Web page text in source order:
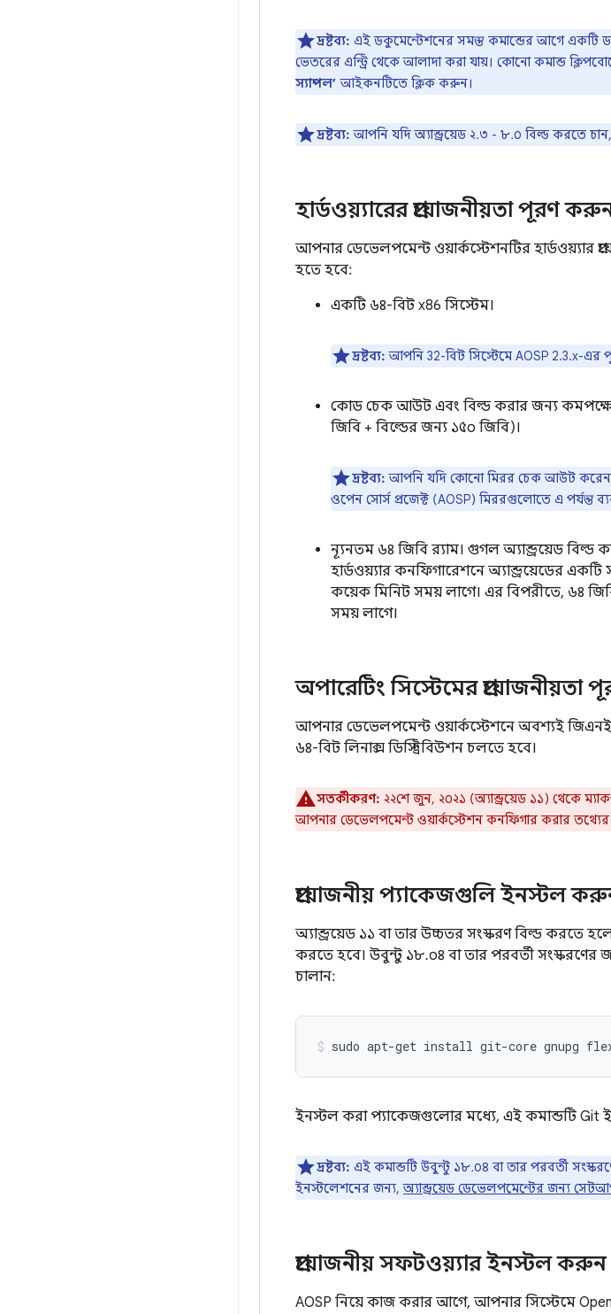
দ্রষ্টব্য: এই ডকুমেন্টেশনের সমস্ত কমান্ডের আগে একটি
ভেতরের এন্ট্রি থেকে আলাদা করা যায়। কোনো কমান্ড
স্যাম্পল’ আইকনটিতে ক্লিক করুন।
দ্রষ্টব্য: আপনি যদি অ্যান্ড্রয়েড ২.৩ - ৮.০ বিল্ড করতে
হার্ডওয়্যারের প্রয়োজনীয়তা পূরণ
আপনার ডেভেলপমেন্ট ওয়ার্কস্টেশনটির হার্ডওয়্যার
হতে হবে:
একটি ৬৪-বিট x86 সিস্টেম।
দ্রষ্টব্য: আপনি 32-বিট সিস্টেমে AOSP 2.3.x-এর
কোড চেক আউট এবং বিল্ড করার জন্য কমপক্ষে
জিবি + বিল্ডের জন্য ১৫০ জিবি)।
দ্রষ্টব্য: আপনি যদি কোনো মিরর চেক আউট করেন,
ওপেন সোর্স প্রজেক্ট (AOSP) মিররগুলোতে এ পর্যন্ত
ন্যূনতম ৬৪ জিবি র‍্যাম। গুগল অ্যান্ড্রয়েড
হার্ডওয়্যার কনফিগারেশনে অ্যান্ড্রয়েডের একটি
কয়েক মিনিট সময় লাগে। এর বিপরীতে, ৬৪
সময় লাগে।
অপারেটিং সিস্টেমের প্রয়োজনীয়তা
আপনার ডেভেলপমেন্ট ওয়ার্কস্টেশনে অবশ্যই
৬৪-বিট লিনাক্স ডিস্ট্রিবিউশন চলতে হবে।
সতর্কীকরণ: ২২শে জুন, ২০২১ (অ্যান্ড্রয়েড ১১) থেকে
আপনার ডেভেলপমেন্ট ওয়ার্কস্টেশন কনফিগার করার
প্রয়োজনীয় প্যাকেজগুলি ইনস্টল
অ্যান্ড্রয়েড ১১ বা তার উচ্চতর সংস্করণ বিল্ড করতে
করতে হবে। উবুন্টু ১৮.০৪ বা তার পরবর্তী সংস্করণের
চালান:
sudo apt-get install git-core gnupg
ইনস্টল করা প্যাকেজগুলোর মধ্যে, এই কমান্ডটি Git
দ্রষ্টব্য: এই কমান্ডটি উবুন্টু ১৮.০৪ বা তার পরবর্তী
ইনস্টলেশনের জন্য,অ্যান্ড্রয়েড ডেভেলপমেন্টের জন্য
প্রয়োজনীয় সফটওয়্যার ইনস্টল করুন
AOSP নিয়ে কাজ করার আগে, আপনার সিস্টেমে